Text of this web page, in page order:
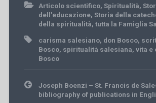
Articolo scientifico, Spiritualità,
dell'educazione, Storia della
della spiritualità, tutta la Famiglia
carisma salesiano, don Bosco,
Bosco, spiritualità salesiana, vita e
Bosco
Post
navigation
Joseph Boenzi – St. Francis de
bibliography of publications in